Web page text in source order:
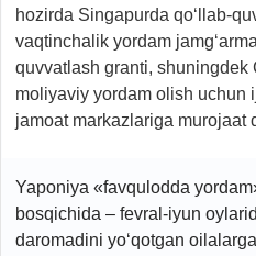
hozirda Singapurda qo‘llab-
vaqtinchalik yordam
quvvatlash granti, shuningdek
moliyaviy yordam olish uchun
jamoat markazlariga murojaat
Yaponiya «favqulodda
bosqichida – fevral-iyun
daromadini yo‘qotgan oilalarga